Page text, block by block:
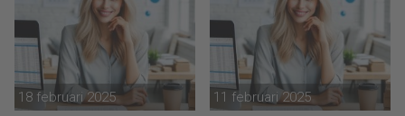
18 februari 2025 11 februari 2025